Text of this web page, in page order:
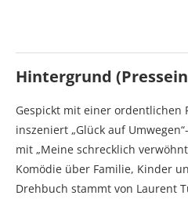
Hintergrund
Gespickt mit einer ordentlichen
inszeniert „Glück auf
mit „Meine schrecklich
Komödie über Familie, Kinder
Drehbuch stammt von Laurent